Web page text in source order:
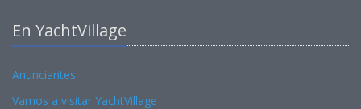
En YachtVillage
Anunciantes
Vamos a visitar YachtVillage